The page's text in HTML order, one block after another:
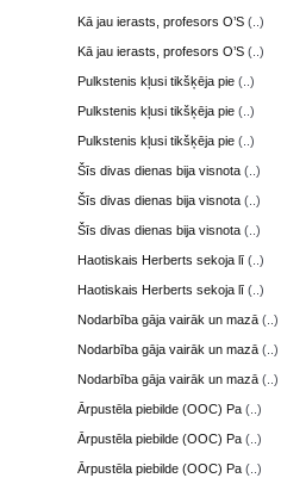
Kā jau ierasts, profesors O’S (..)
Kā jau ierasts, profesors O’S (..)
Pulkstenis kļusi tikšķēja pie (..)
Pulkstenis kļusi tikšķēja pie (..)
Pulkstenis kļusi tikšķēja pie (..)
Šīs divas dienas bija visnota (..)
Šīs divas dienas bija visnota (..)
Šīs divas dienas bija visnota (..)
Haotiskais Herberts sekoja lī (..)
Haotiskais Herberts sekoja lī (..)
Nodarbība gāja vairāk un mazā (..)
Nodarbība gāja vairāk un mazā (..)
Nodarbība gāja vairāk un mazā (..)
Ārpustēla piebilde (OOC) Pa (..)
Ārpustēla piebilde (OOC) Pa (..)
Ārpustēla piebilde (OOC) Pa (..)